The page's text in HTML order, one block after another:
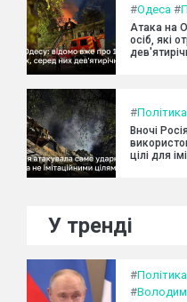
#Одеса #
Атака на
осіб, які
#Політика
Вночі
цілі для
У тренді
#Політика
#